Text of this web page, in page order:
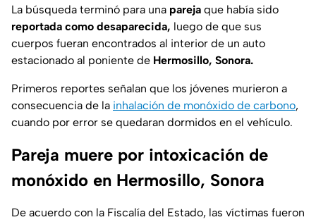
La búsqueda terminó para una pareja que había sido
reportada como desaparecida, luego de que sus
cuerpos fueran encontrados al interior de un auto
estacionado al poniente de Hermosillo, Sonora.
Primeros reportes señalan que los jóvenes murieron a
consecuencia de la inhalación de monóxido de carbono,
cuando por error se quedaran dormidos en el vehículo.
Pareja muere por intoxicación de
monóxido en Hermosillo, Sonora
De acuerdo con la Fiscalía del Estado, las víctimas fueron